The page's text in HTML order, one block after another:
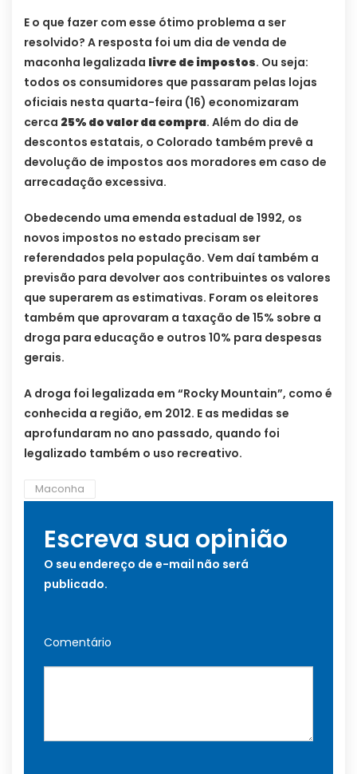
E o que fazer com esse ótimo problema a ser
resolvido? A resposta foi um dia de venda de
maconha legalizada livre de impostos. Ou seja:
todos os consumidores que passaram pelas lojas
oficiais nesta quarta-feira (16) economizaram
cerca 25% do valor da compra. Além do dia de
descontos estatais, o Colorado também prevê a
devolução de impostos aos moradores em caso de
arrecadação excessiva.
Obedecendo uma emenda estadual de 1992, os
novos impostos no estado precisam ser
referendados pela população. Vem daí também a
previsão para devolver aos contribuintes os valores
que superarem as estimativas. Foram os eleitores
também que aprovaram a taxação de 15% sobre a
droga para educação e outros 10% para despesas
gerais.
A droga foi legalizada em “Rocky Mountain”, como é
conhecida a região, em 2012. E as medidas se
aprofundaram no ano passado, quando foi
legalizado também o uso recreativo.
Maconha
Escreva sua opinião
O seu endereço de e-mail não será
publicado.
Comentário